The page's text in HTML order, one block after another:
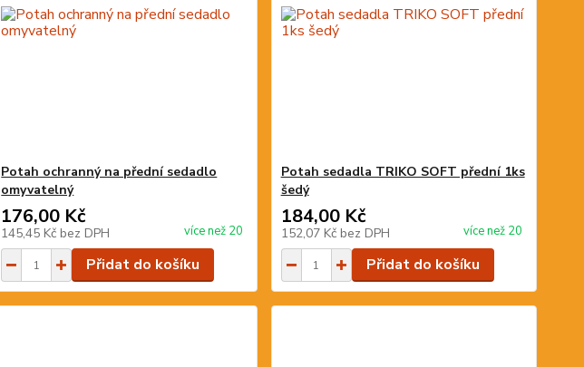
Potah ochranný na přední sedadlo
omyvatelný
176,00 Kč
145,45 Kč bez DPH více než 20
Přidat do košíku
Potah sedadla TRIKO SOFT přední 1ks
šedý
184,00 Kč
152,07 Kč bez DPH více než 20
Přidat do košíku